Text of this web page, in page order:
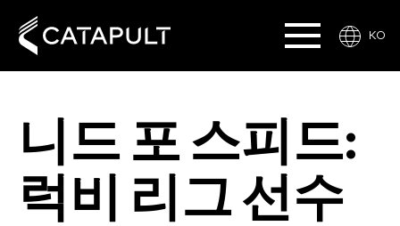
KO
니드 포 스피드:
럭비 리그 선수